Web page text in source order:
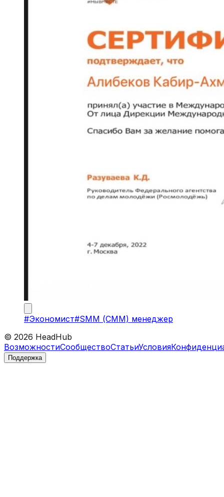
#Экономист#SMM (СММ) менеджер
© 2026 HeadHub
ВозможностиСообществоСтатьиУсловия
Поддержка